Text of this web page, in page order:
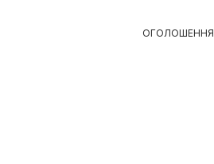
ОГОЛОШЕННЯ